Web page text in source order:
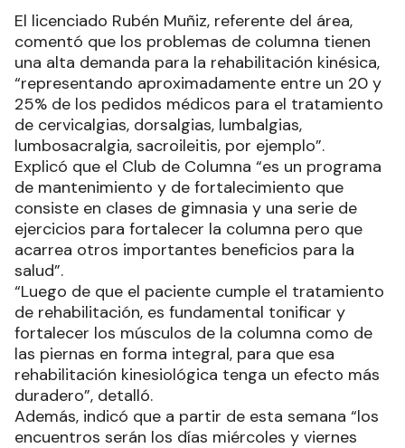
El licenciado Rubén Muñiz, referente del área,
comentó que los problemas de columna tienen
una alta demanda para la rehabilitación kinésica,
“representando aproximadamente entre un 20 y
25% de los pedidos médicos para el tratamiento
de cervicalgias, dorsalgias, lumbalgias,
lumbosacralgia, sacroileitis, por ejemplo”.
Explicó que el Club de Columna “es un programa
de mantenimiento y de fortalecimiento que
consiste en clases de gimnasia y una serie de
ejercicios para fortalecer la columna pero que
acarrea otros importantes beneficios para la
salud”.
“Luego de que el paciente cumple el tratamiento
de rehabilitación, es fundamental tonificar y
fortalecer los músculos de la columna como de
las piernas en forma integral, para que esa
rehabilitación kinesiológica tenga un efecto más
duradero”, detalló.
Además, indicó que a partir de esta semana “los
encuentros serán los días miércoles y viernes